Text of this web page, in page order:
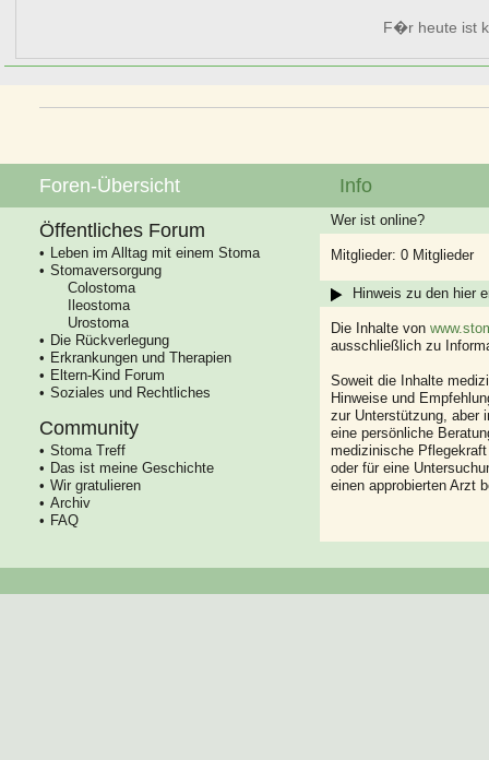
F�r heute ist
Foren-Übersicht
Öffentliches Forum
Leben im Alltag mit einem Stoma
Stomaversorgung
Colostoma
Ileostoma
Urostoma
Die Rückverlegung
Erkrankungen und Therapien
Eltern-Kind Forum
Soziales und Rechtliches
Community
Stoma Treff
Das ist meine Geschichte
Wir gratulieren
Archiv
FAQ
Info
Wer ist online?
Mitglieder: 0 Mitglieder
Hinweis zu den hier
Die Inhalte von
ausschließlich zu
Soweit die Inhalte
Hinweise und
zur Unterstützung, aber
eine persönliche
medizinische
oder für eine
einen approbierten Arzt